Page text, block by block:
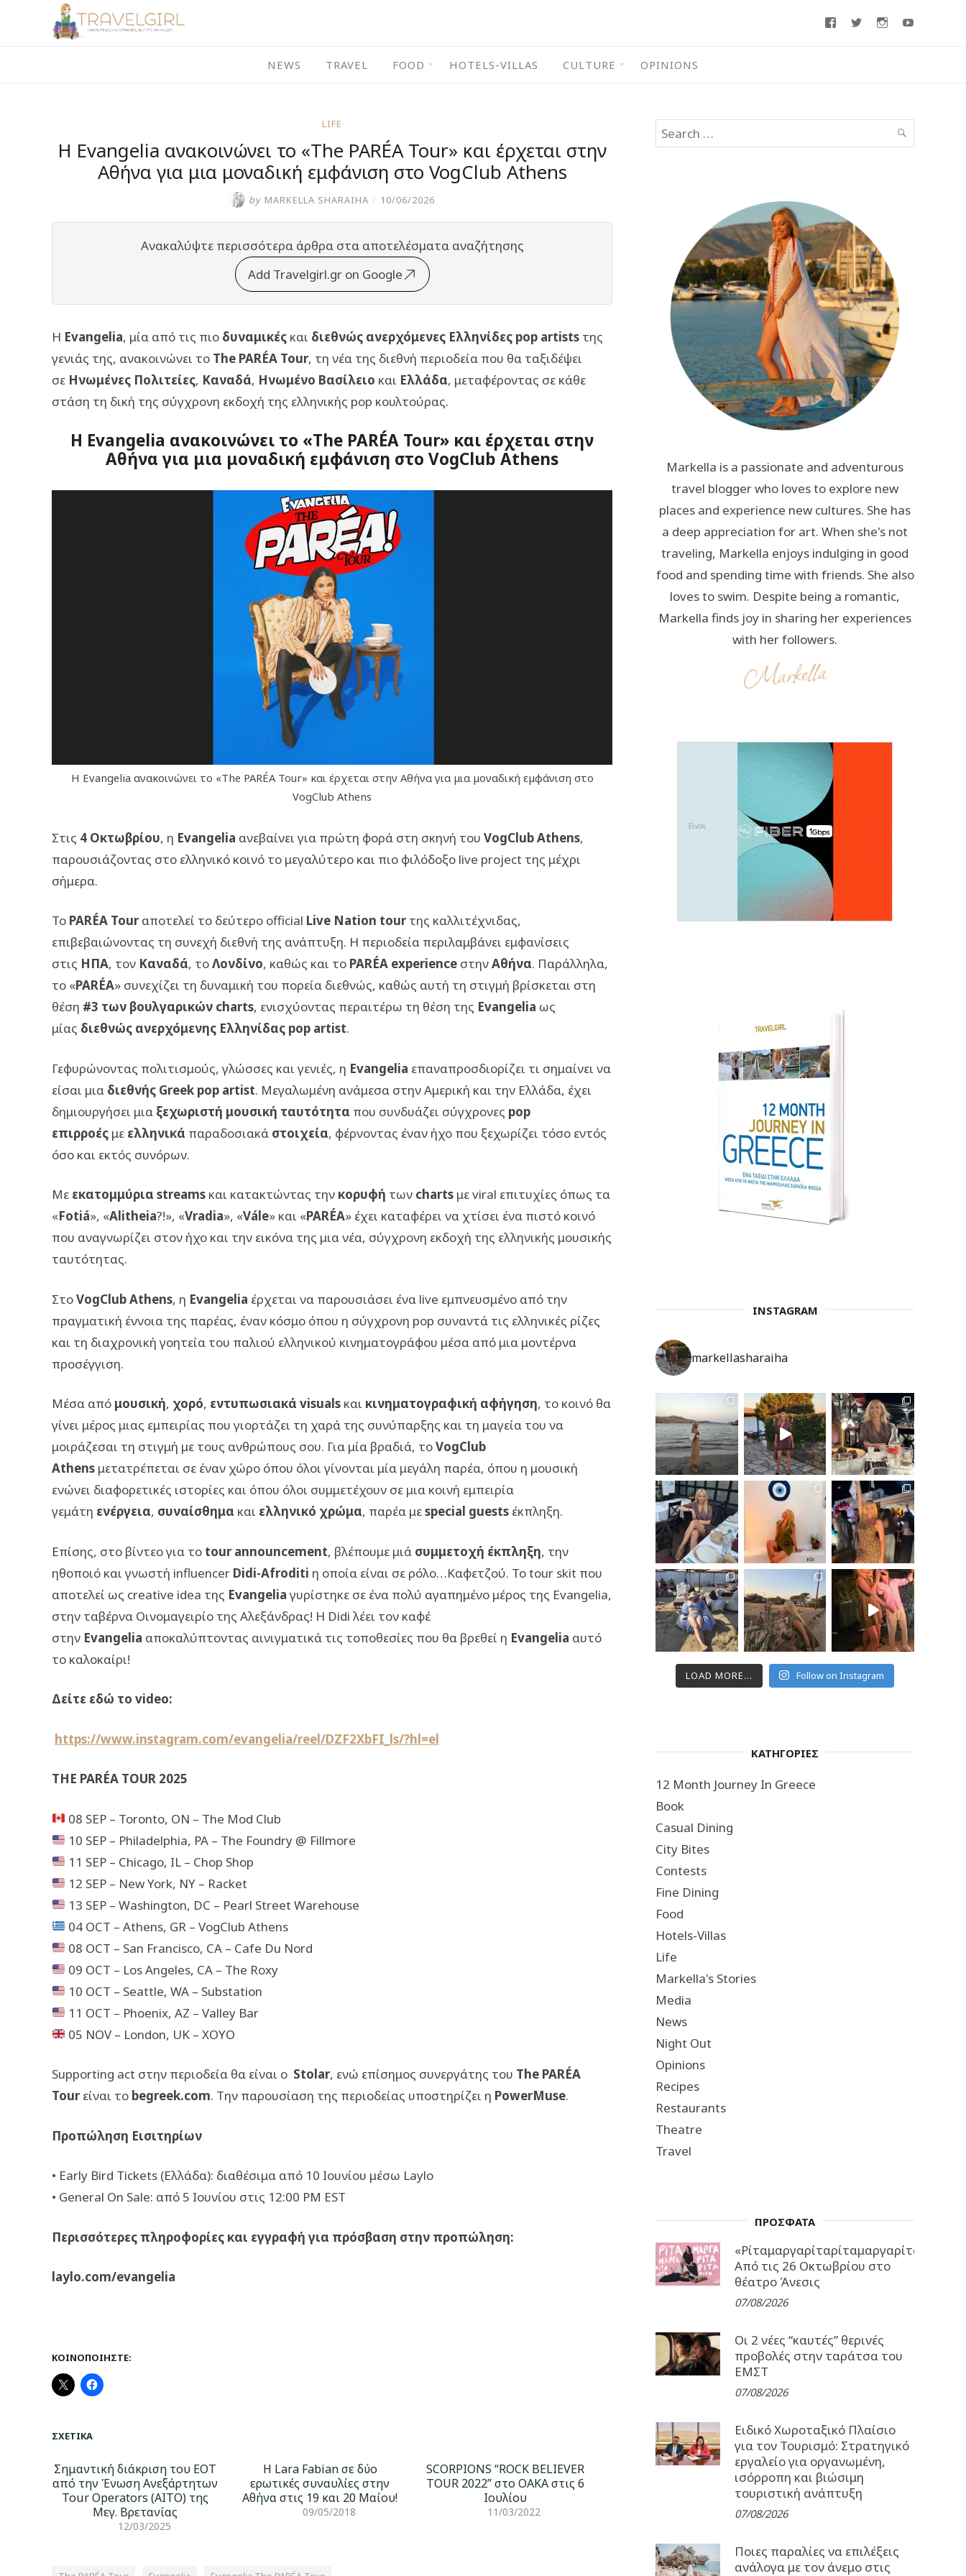
FacebookTwitterInstagram
NEWS TRAVEL FOOD HOTELS-VILLAS CULTURE OPINIONS
LIFE
Η Εvangelia ανακοινώνει το «The PARÉA Tour» και έρχεται στην
Αθήνα για μια μοναδική εμφάνιση στο VogClub Athens
by MARKELLA SHARAIHA / 10/06/2026
Ανακαλύψτε περισσότερα άρθρα στα αποτελέσματα αναζήτησης
Add Travelgirl.gr on Google
Η Evangelia, μία από τις πιο δυναμικές και διεθνώς ανερχόμενες Ελληνίδες pop artists της
γενιάς της, ανακοινώνει το The PARÉA Tour, τη νέα της διεθνή περιοδεία που θα ταξιδέψει
σε Ηνωμένες Πολιτείες, Καναδά, Ηνωμένο Βασίλειο και Ελλάδα, μεταφέροντας σε κάθε
στάση τη δική της σύγχρονη εκδοχή της ελληνικής pop κουλτούρας.
Η Εvangelia ανακοινώνει το «The PARÉA Tour» και έρχεται στην
Αθήνα για μια μοναδική εμφάνιση στο VogClub Athens
Η Εvangelia ανακοινώνει το «The PARÉA Tour» και έρχεται στην Αθήνα για μια μοναδική εμφάνιση στο
VogClub Athens
Στις 4 Οκτωβρίου, η Evangelia ανεβαίνει για πρώτη φορά στη σκηνή του VogClub Athens,
παρουσιάζοντας στο ελληνικό κοινό το μεγαλύτερο και πιο φιλόδοξο live project της μέχρι
σήμερα.
Το PARÉA Tourαποτελεί το δεύτερο official Live Nation tourτης καλλιτέχνιδας,
επιβεβαιώνοντας τη συνεχή διεθνή της ανάπτυξη. Η περιοδεία περιλαμβάνει εμφανίσεις
στις ΗΠΑ, τον Καναδά, τοΛονδίνο, καθώς και το PARÉA experience στηνΑθήνα. Παράλληλα,
το «PARÉA» συνεχίζει τη δυναμική του πορεία διεθνώς, καθώς αυτή τη στιγμή βρίσκεται στη
θέση #3 των βουλγαρικών charts, ενισχύοντας περαιτέρω τη θέση της Evangelia ως
μίας διεθνώς ανερχόμενης Ελληνίδας pop artist.
Γεφυρώνοντας πολιτισμούς, γλώσσες και γενιές, η Evangelia επαναπροσδιορίζει τι σημαίνει να
είσαι μια διεθνής Greek pop artist. Μεγαλωμένη ανάμεσα στην Αμερική και την Ελλάδα, έχει
δημιουργήσει μια ξεχωριστή μουσική ταυτότητα που συνδυάζει σύγχρονες pop
επιρροές με ελληνικά παραδοσιακά στοιχεία, φέρνοντας έναν ήχο που ξεχωρίζει τόσο εντός
όσο και εκτός συνόρων.
Με εκατομμύρια streams και κατακτώντας την κορυφή των charts με viral επιτυχίες όπως τα
«Fotiá», «Alitheia?!», «Vradia», «Vále» και «PARÉA» έχει καταφέρει να χτίσει ένα πιστό κοινό
που αναγνωρίζει στον ήχο και την εικόνα της μια νέα, σύγχρονη εκδοχή της ελληνικής μουσικής
ταυτότητας.
ΣτοVogClub Athens, η Evangelia έρχεται να παρουσιάσει ένα live εμπνευσμένο από την
πραγματική έννοια της παρέας, έναν κόσμο όπου η σύγχρονη pop συναντά τις ελληνικές ρίζες
και τη διαχρονική γοητεία του παλιού ελληνικού κινηματογράφου μέσα από μια μοντέρνα
προσέγγιση.
Μέσα από μουσική, χορό, εντυπωσιακά visuals και κινηματογραφική αφήγηση, το κοινό θα
γίνει μέρος μιας εμπειρίας που γιορτάζει τη χαρά της συνύπαρξης και τη μαγεία του να
μοιράζεσαι τη στιγμή με τους ανθρώπους σου. Για μία βραδιά, τοVogClub
Athens μετατρέπεται σε έναν χώρο όπου όλοι γίνονται μία μεγάλη παρέα, όπου η μουσική
ενώνει διαφορετικές ιστορίες και όπου όλοι συμμετέχουν σε μια κοινή εμπειρία
γεμάτη ενέργεια, συναίσθημα και ελληνικό χρώμα, παρέα μεspecial guests έκπληξη.
Επίσης, στο βίντεο για το tour announcement, βλέπουμε μιά συμμετοχή έκπληξη, την
ηθοποιό και γνωστή influencer Didi-Afroditi η οποία είναι σε ρόλο…Καφετζού. Το tour skit που
αποτελεί ως creative idea της Evangelia γυρίστηκε σε ένα πολύ αγαπημένο μέρος της Evangelia,
στην ταβέρνα Οινομαγειρίο της Αλεξάνδρας! Η Didi λέει τον καφέ
στην Evangelia αποκαλύπτοντας αινιγματικά τις τοποθεσίες που θα βρεθεί η Evangelia αυτό
το καλοκαίρι!
Δείτε εδώ το video:
https://www.instagram.com/evangelia/reel/DZF2XbFI_ls/?hl=el
THE PARÉA TOUR 2025
08 SEP – Toronto, ON – The Mod Club
10 SEP – Philadelphia, PA – The Foundry @ Fillmore
11 SEP – Chicago, IL – Chop Shop
12 SEP – New York, NY – Racket
13 SEP – Washington, DC – Pearl Street Warehouse
04 OCT – Athens, GR – VogClub Athens
08 OCT – San Francisco, CA – Cafe Du Nord
09 OCT – Los Angeles, CA – The Roxy
10 OCT – Seattle, WA – Substation
11 OCT – Phoenix, AZ – Valley Bar
05 NOV – London, UK – XOYO
Supporting act στην περιοδεία θα είναι ο Stolar, ενώ επίσημος συνεργάτης του The PARÉA
Tourείναι το begreek.com. Την παρουσίαση της περιοδείας υποστηρίζει η PowerMuse.
Προπώληση Εισιτηρίων
• Early Bird Tickets (Ελλάδα): διαθέσιμα από 10 Ιουνίου μέσω Laylo
• General On Sale: από 5 Ιουνίου στις 12:00 PM EST
Περισσότερες πληροφορίες και εγγραφή για πρόσβαση στην προπώληση:
laylo.com/evangelia
ΚΟΙΝΟΠΟΙΉΣΤΕ:
ΣΧΕΤΙΚΆ
Σημαντική διάκριση του ΕΟΤ
από την Ένωση Ανεξάρτητων
Tour Operators (AITO) της
Μεγ. Βρετανίας
12/03/2025
Η Lara Fabian σε δύο
ερωτικές συναυλίες στην
Αθήνα στις 19 και 20 Μαίου!
09/05/2018
SCORPIONS “ROCK BELIEVER
TOUR 2022” στο ΟΑΚΑ στις 6
Ιουλίου
11/03/2022
Search
for:
SEARCH
Markella is a passionate and adventurous
travel blogger who loves to explore new
places and experience new cultures. She has
a deep appreciation for art. When she's not
traveling, Markella enjoys indulging in good
food and spending time with friends. She also
loves to swim. Despite being a romantic,
Markella finds joy in sharing her experiences
with her followers.
INSTAGRAM
markellasharaiha
LOAD MORE... Follow on Instagram
ΚΑΤΗΓΟΡΙΕΣ
12 Month Journey In Greece
Book
Casual Dining
City Bites
Contests
Fine Dining
Food
Hotels-Villas
Life
Markella's Stories
Media
News
Night Out
Opinions
Recipes
Restaurants
Theatre
Travel
ΠΡΟΣΦΑΤΑ
Από τις 26 Οκτωβρίου στο
θέατρο Άνεσις
07/08/2026
Οι 2 νέες “καυτές” θερινές
προβολές στην ταράτσα του
ΕΜΣΤ
07/08/2026
Ειδικό Χωροταξικό Πλαίσιο
για τον Τουρισμό: Στρατηγικό
εργαλείο για οργανωμένη,
ισόρροπη και βιώσιμη
τουριστική ανάπτυξη
07/08/2026
Ποιες παραλίες να επιλέξεις
ανάλογα με τον άνεμο στις